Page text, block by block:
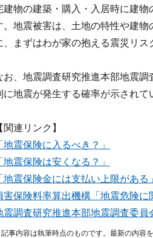
建物の建築・購入・入居時に建
。地震被害は、土地の特性や建
、まずはわが家の抱える震災リス
お、地震調査研究推進本部地震調
に地震が発生する確率が示されて
関連リンク】
地震保険に入るべき？」
地震保険は安くなる？」
地震保険金には支払い上限がある」
害保険料率算出機構「地震危険に
震調査研究推進本部地震調査委員
事内容は執筆時点のものです。最新の内容を